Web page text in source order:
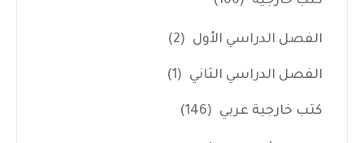
الفصل الدراسي الأول (2)
الفصل الدراسي الثاني (1)
كتب خارجية عربي (146)